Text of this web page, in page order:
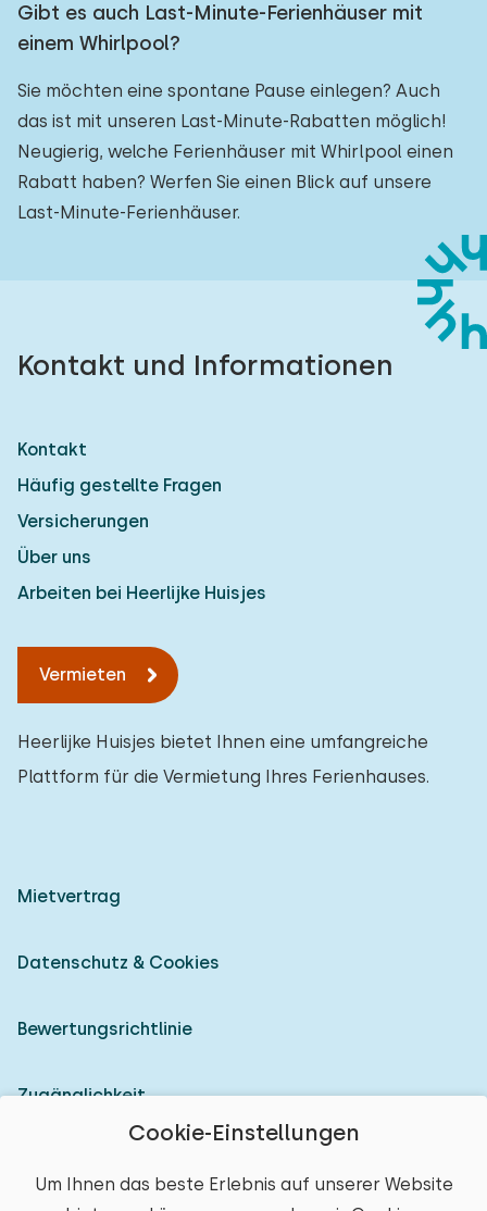
Cookie-Einstellungen
Um Ihnen das beste Erlebnis auf unserer Website
Gibt es auch Last-Minute-Ferienhäuser mit
einem Whirlpool?
Sie möchten eine spontane Pause einlegen? Auch
das ist mit unseren Last-Minute-Rabatten möglich!
Neugierig, welche Ferienhäuser mit Whirlpool einen
Rabatt haben? Werfen Sie einen Blick auf unsere
Last-Minute-Ferienhäuser.
Kontakt und Informationen
Kontakt
Häufig gestellte Fragen
Versicherungen
Über uns
Arbeiten bei Heerlijke Huisjes
Vermieten
Heerlijke Huisjes bietet Ihnen eine umfangreiche
Plattform für die Vermietung Ihres Ferienhauses.
Mietvertrag
Datenschutz & Cookies
Bewertungsrichtlinie
Zugänglichkeit